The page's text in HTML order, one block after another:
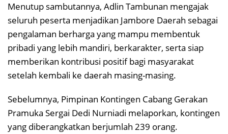
Menutup sambutannya, Adlin Tambunan mengajak
seluruh peserta menjadikan Jambore Daerah sebagai
pengalaman berharga yang mampu membentuk
pribadi yang lebih mandiri, berkarakter, serta siap
memberikan kontribusi positif bagi masyarakat
setelah kembali ke daerah masing-masing.
Sebelumnya, Pimpinan Kontingen Cabang Gerakan
Pramuka Sergai Dedi Nurniadi melaporkan, kontingen
yang diberangkatkan berjumlah 239 orang.